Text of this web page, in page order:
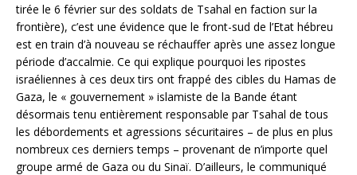
tirée le 6 février sur des soldats de Tsahal en faction sur la
frontière), c’est une évidence que le front-sud de l’Etat hébreu
est en train d’à nouveau se réchauffer après une assez longue
période d’accalmie. Ce qui explique pourquoi les ripostes
israéliennes à ces deux tirs ont frappé des cibles du Hamas de
Gaza, le « gouvernement » islamiste de la Bande étant
désormais tenu entièrement responsable par Tsahal de tous
les débordements et agressions sécuritaires – de plus en plus
nombreux ces derniers temps – provenant de n’importe quel
groupe armé de Gaza ou du Sinaï. D’ailleurs, le communiqué